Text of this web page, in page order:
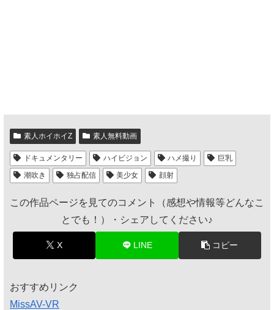
素人ホイホイZ 素人無料動画
ドキュメンタリー ハイビジョン ハメ撮り
巨乳
潮吹き
独占配信 美少女 顔射
この作品ページを見てのコメント（感想や情報等どんなこ
とでも！）・シェアしてください♪
X LINE コピー
おすすめリンク
MissAV-VR